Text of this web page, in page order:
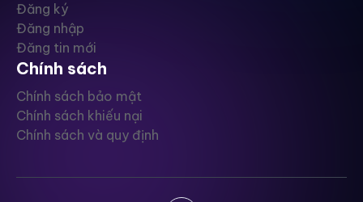
Đăng ký
Đăng nhập
Đăng tin mới
Chính sách
Chính sách bảo mật
Chính sách khiếu nại
Chính sách và quy định